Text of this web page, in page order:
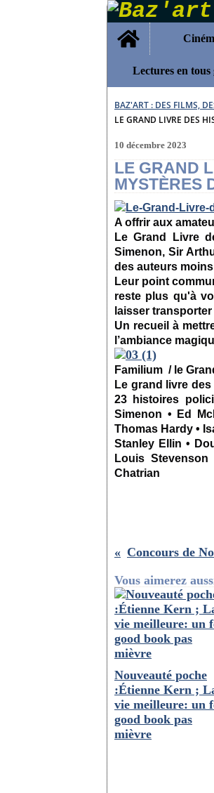
Home
Lectures en tous
BAZ'ART : DES FILMS,
LE GRAND LIVRE DES
10 décembre 2023
LE GRAND
MYSTÈRES
A offrir aux
Le Grand Livre
Simenon, Sir
des auteurs
Leur point
reste plus qu'à
laisser
Un recueil à
l’ambiance
Familium / le
Le grand livre des
23
histoires
Simenon • Ed
Thomas Hardy •
Stanley Ellin •
Louis
Chatrian
Vous aimerez
Nouveauté poche
:Étienne Kern ;
vie meilleure: un
good book pas
mièvre